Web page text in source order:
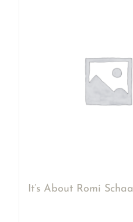
It’s About Romi Schaal